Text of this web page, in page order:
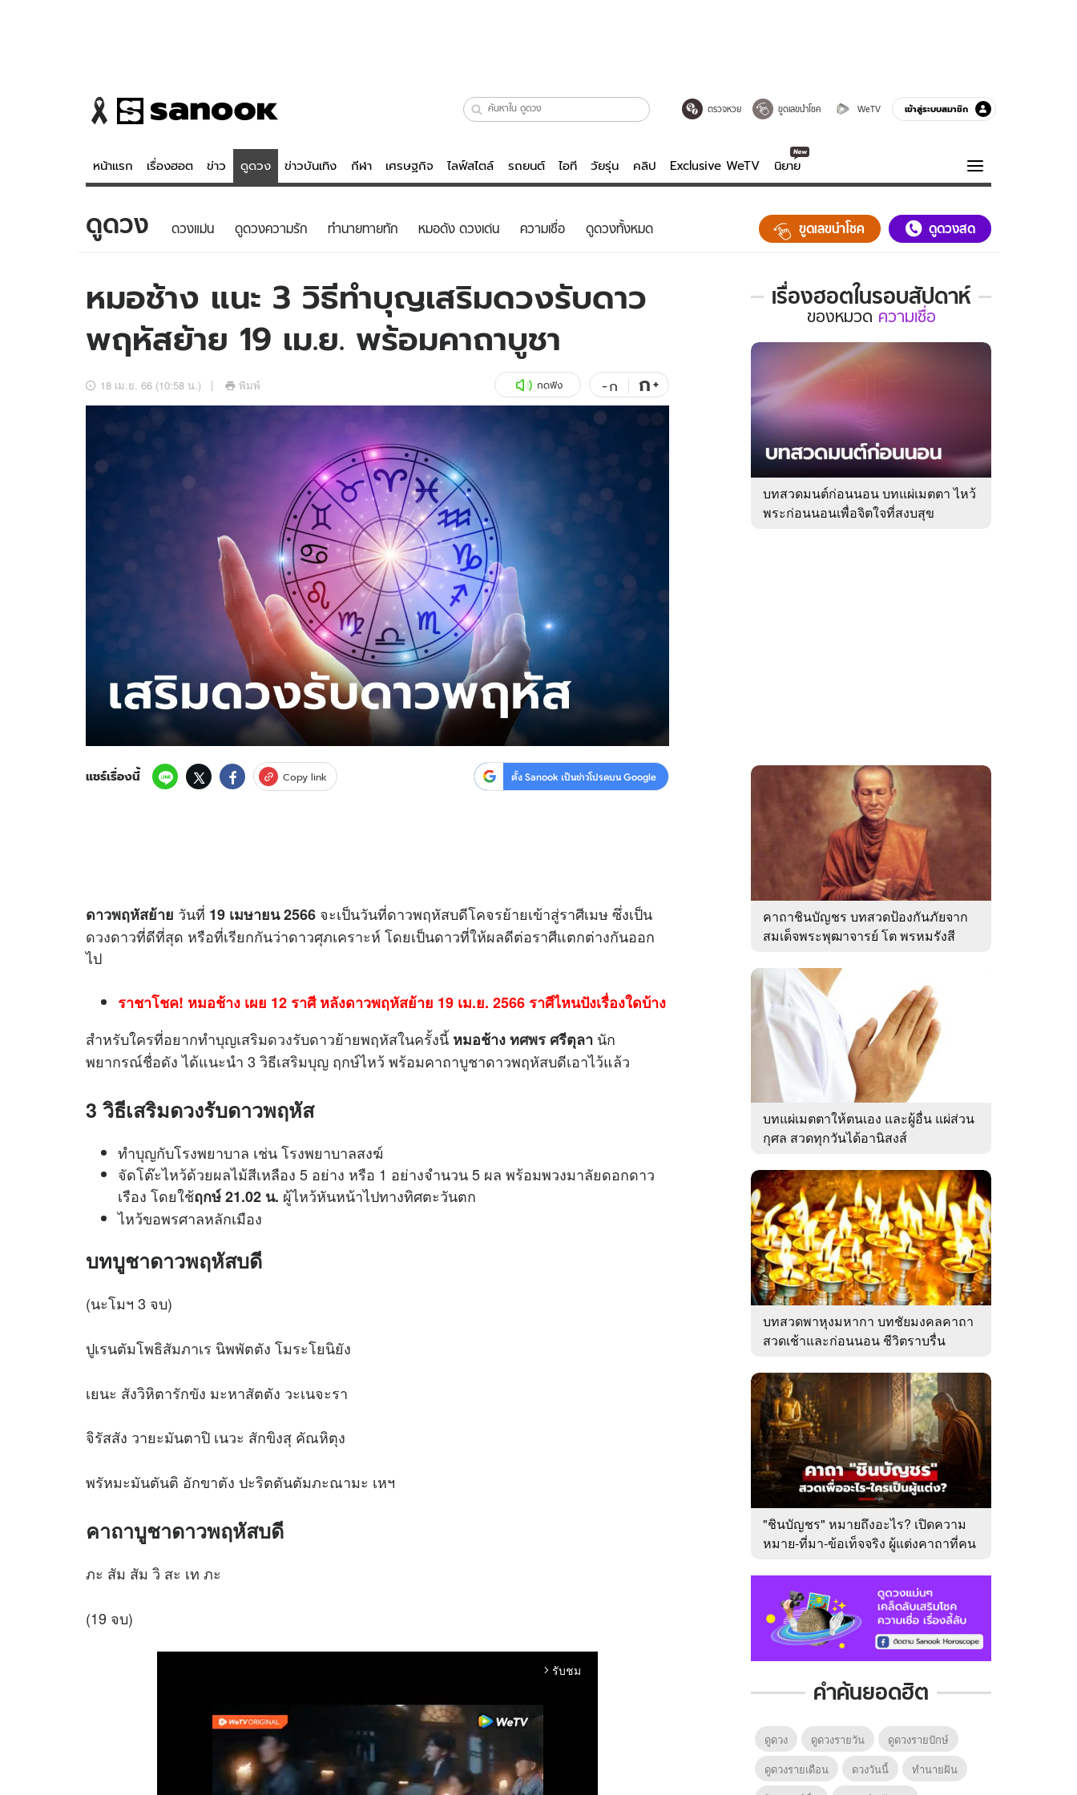
ตรวจหวย ขูดเลขนำโชค WeTV เข้าสู่ระบบสมาชิก
หน้าแรก เรื่องฮอต ข่าว ดูดวง ข่าวบันเทิง กีฬา เศรษฐกิจ ไลฟ์สไตล์ รถยนต์ ไอที วัยรุ่น คลิป Exclusive WeTV นิยาย
ข่าว
ข่าวบันเทิง
ข่าวกีฬา
ข่าวเศรษฐกิจ
อัปเดตจีน
เช็กข่าวชัวร์
ดูดวง - ตรวจหวย
สถิติหวยไทย
หวยลาว
ไลฟ์สไตล์
วัยรุ่น
ไอที
สุขภาพ
เที่ยว-กิน
Tasteful Thailand
ดูทีวี
WeTV
ความรู้รอบตัว
ฮาวทู
ติดตามสนุกโซเชียลได้ที่
บริษัท อิมเมจ ฟิวเจอร์ (ประเทศไทย) จำกัด
ดูดวง ดวงแม่น ดูดวงความรัก ทํานายทายทัก หมอดัง ดวงเด่น ความเชื่อ ดูดวงทั้งหมด ขูดเลขนำโชค ดูดวงสด
หมอช้าง แนะ 3 วิธีทำบุญเสริมดวงรับดาว
พฤหัสย้าย 19 เม.ย. พร้อมคาถาบูชา
18 เม.ย. 66 (10:58 น.) พิมพ์ กดฟัง -ก ก+
แชร์เรื่องนี้ Copy link ตั้ง Sanook เป็นข่าวโปรดบน Google
ดาวพฤหัสย้าย วันที่ 19 เมษายน 2566 จะเป็นวันที่ดาวพฤหัสบดีโคจรย้ายเข้าสู่ราศีเมษ ซึ่งเป็น
ดวงดาวที่ดีที่สุด หรือที่เรียกกันว่าดาวศุภเคราะห์ โดยเป็นดาวที่ให้ผลดีต่อราศีแตกต่างกันออก
ไป
ราชาโชค! หมอช้าง เผย 12 ราศี หลังดาวพฤหัสย้าย 19 เม.ย. 2566 ราศีไหนปังเรื่องใดบ้าง
สำหรับใครที่อยากทำบุญเสริมดวงรับดาวย้ายพฤหัสในครั้งนี้ หมอช้าง ทศพร ศรีตุลา นัก
พยากรณ์ชื่อดัง ได้แนะนำ 3 วิธีเสริมบุญ ฤกษ์ไหว้ พร้อมคาถาบูชาดาวพฤหัสบดีเอาไว้แล้ว
3 วิธีเสริมดวงรับดาวพฤหัส
ทำบุญกับโรงพยาบาล เช่น โรงพยาบาลสงฆ์
จัดโต๊ะไหว้ด้วยผลไม้สีเหลือง 5 อย่าง หรือ 1 อย่างจำนวน 5 ผล พร้อมพวงมาลัยดอกดาว
เรือง โดยใช้ฤกษ์ 21.02 น. ผู้ไหว้หันหน้าไปทางทิศตะวันตก
ไหว้ขอพรศาลหลักเมือง
บทบูชาดาวพฤหัสบดี
(นะโมฯ 3 จบ)
ปูเรนตัมโพธิสัมภาเร นิพพัตตัง โมระโยนิยัง
เยนะ สังวิหิตารักขัง มะหาสัตตัง วะเนจะรา
จิรัสสัง วายะมันตาปิ เนวะ สักขิงสุ คัณหิตุง
พรัหมะมันตันติ อักขาตัง ปะริตตันตัมภะณามะ เหฯ
คาถาบูชาดาวพฤหัสบดี
ภะ สัม สัม วิ สะ เท ภะ
(19 จบ)
arrow_forward_ios รับชม
เรื่องฮอตในรอบสัปดาห์
เรื่อง
ใน
รอบ
ของ
หมวด
ความ
ของหมวด ความเชื่อ
บทสวดมนต์ก่อนนอน บทแผ่เมตตา ไหว้
พระก่อนนอนเพื่อจิตใจที่สงบสุข
คาถาชินบัญชร บทสวดป้องกันภัยจาก
สมเด็จพระพุฒาจารย์ โต พรหมรังสี
บทแผ่เมตตาให้ตนเอง และผู้อื่น แผ่ส่วน
กุศล สวดทุกวันได้อานิสงส์
บทสวดพาหุงมหากา บทชัยมงคลคาถา
สวดเช้าและก่อนนอน ชีวิตราบรื่น
"ชินบัญชร" หมายถึงอะไร? เปิดความ
หมาย-ที่มา-ข้อเท็จจริง ผู้แต่งคาถาที่คน
คำค้นยอดฮิต
ดูดวง ดูดวงรายวัน
ดูดวงรายปักษ์
ดูดวงรายเดือน
ดวงวันนี้
ทํานายฝัน